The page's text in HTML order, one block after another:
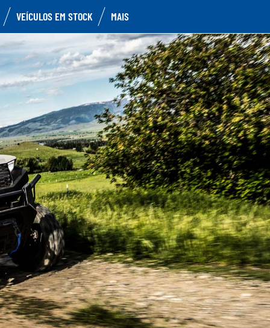
VEÍCULOS EM STOCK MAIS